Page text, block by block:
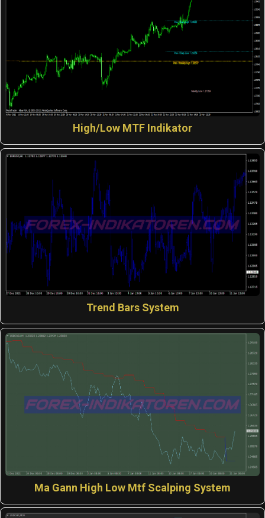
High/Low MTF Indikator
Trend Bars System
Ma Gann High Low Mtf Scalping System